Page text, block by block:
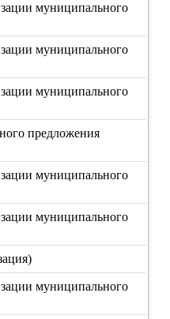
муниципального
муниципального
муниципального
предложения
муниципального
муниципального
муниципального